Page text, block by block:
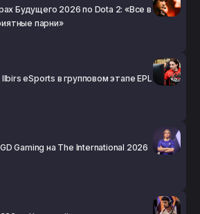
Будущего 2026 по Dota 2: «Все в
парни»
eSports в групповом этапе EPL
Gaming на The International 2026